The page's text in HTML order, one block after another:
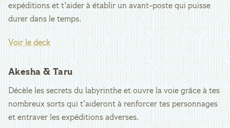
expéditions et t’aider à établir un avant-poste qui puisse
durer dans le temps.
Voir le deck
Akesha & Taru
Décèle les secrets du labyrinthe et ouvre la voie grâce à tes
nombreux sorts qui t’aideront à renforcer tes personnages
et entraver les expéditions adverses.